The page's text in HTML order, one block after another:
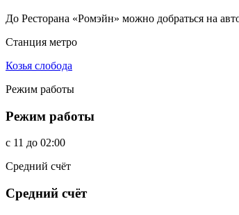
До Ресторана «Ромэйн» можно добраться на
Станция метро
Козья слобода
Режим работы
Режим работы
c 11 до 02:00
Средний счёт
Средний счёт